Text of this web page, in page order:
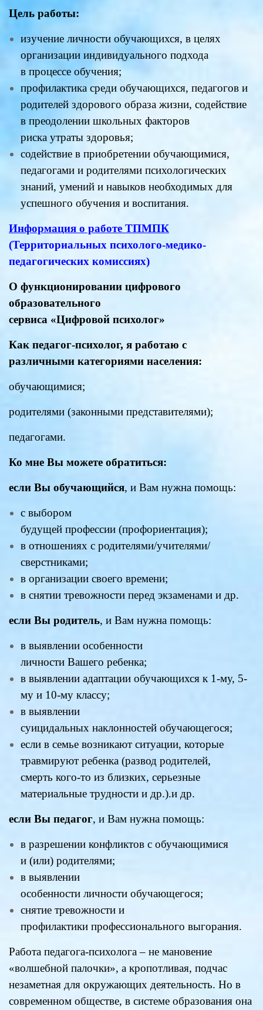
Цель работы:
изучение личности обучающихся, в целях
организации индивидуального подхода
в процессе обучения;
профилактика среди обучающихся, педагогов и
родителей здорового образа жизни, содействие
в преодолении школьных факторов
риска утраты здоровья;
содействие в приобретении обучающимися,
педагогами и родителями психологических
знаний, умений и навыков необходимых для
успешного обучения и воспитания.
Информация о работе ТПМПК
(Территориальных психолого-медико-
педагогических комиссиях)
О функционировании цифрового
образовательного
сервиса «Цифровой психолог»
Как педагог-психолог, я работаю с
различными категориями населения:
обучающимися;
родителями (законными представителями);
педагогами.
Ко мне Вы можете обратиться:
если Вы обучающийся, и Вам нужна помощь:
с выбором
будущей профессии (профориентация);
в отношениях с родителями/учителями/
сверстниками;
в организации своего времени;
в снятии тревожности перед экзаменами и др.
если Вы родитель, и Вам нужна помощь:
в выявлении особенности
личности Вашего ребенка;
в выявлении адаптации обучающихся к 1-му, 5-
му и 10-му классу;
в выявлении
суицидальных наклонностей обучающегося;
если в семье возникают ситуации, которые
травмируют ребенка (развод родителей,
смерть кого-то из близких, серьезные
материальные трудности и др.).и др.
если Вы педагог, и Вам нужна помощь:
в разрешении конфликтов с обучающимися
и (или) родителями;
в выявлении
особенности личности обучающегося;
снятие тревожности и
профилактики профессионального выгорания.
Работа педагога-психолога – не мановение
«волшебной палочки», а кропотливая, подчас
незаметная для окружающих деятельность. Но в
современном обществе, в системе образования она